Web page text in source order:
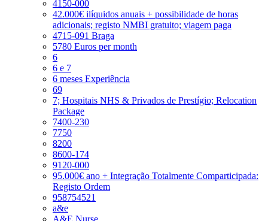
4150-000
42.000€ ilíquidos anuais + possibilidade de horas
adicionais; registo NMBI gratuito; viagem paga
4715-091 Braga
5780 Euros per month
6
6 e 7
6 meses Experiência
69
7; Hospitais NHS & Privados de Prestígio; Relocation
Package
7400-230
7750
8200
8600-174
9120-000
95.000€ ano + Integração Totalmente Comparticipada:
Registo Ordem
958754521
a&e
A&E Nurse